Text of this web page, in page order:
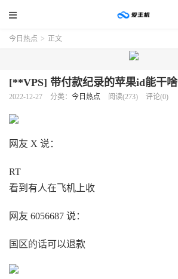
今日热点 > 正文
[**VPS] 带付款纪录的苹果id能干啥
2022-12-27 分类： 今日热点 阅读(273) 评论(0)
网友 X​ 说：
RT
看到有人在飞机上收
网友 6056687 说：
国区的话可以退款